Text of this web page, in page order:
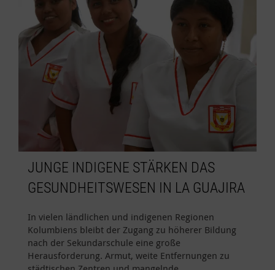
JUNGE INDIGENE STÄRKEN DAS
GESUNDHEITSWESEN IN LA GUAJIRA
In vielen ländlichen und indigenen Regionen
Kolumbiens bleibt der Zugang zu höherer Bildung
nach der Sekundarschule eine große
Herausforderung. Armut, weite Entfernungen zu